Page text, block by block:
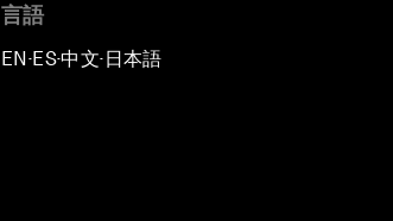
言語
EN ▪ES▪中文▪ 日本語